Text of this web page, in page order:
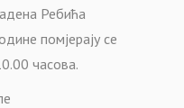
Ребића
помјерају се
часова.